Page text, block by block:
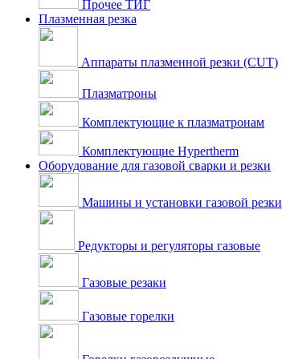
Прочее ТИГ
Плазменная резка
Аппараты плазменной резки (CUT)
Плазматроны
Комплектующие к плазматронам
Комплектующие Hypertherm
Оборудование для газовой сварки и резки
Машины и установки газовой резки
Редукторы и регуляторы газовые
Газовые резаки
Газовые горелки